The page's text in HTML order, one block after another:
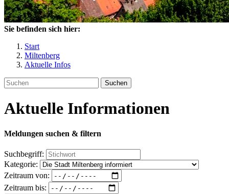
Sie befinden sich hier:
Start
Miltenberg
Aktuelle Infos
Suchen
Aktuelle Informationen
Meldungen suchen & filtern
Suchbegriff:
Kategorie:
Zeitraum von:
Zeitraum bis: